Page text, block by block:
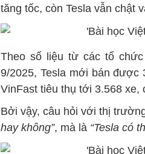
tăng tốc, còn Tesla vẫn chật
Theo số liệu từ các tổ
9/2025, Tesla mới bán được
VinFast tiêu thụ tới 3.568 xe,
Bởi vậy, câu hỏi với thị
hay không”, mà là “Tesla có